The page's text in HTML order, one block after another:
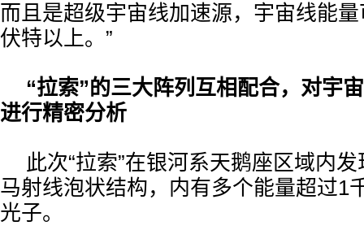
而且是超级宇宙线加速源，宇宙线能
伏特以上。”
“拉索”的三大阵列互相配合，对宇
进行精密分析
此次“拉索”在银河系天鹅座区域内
马射线泡状结构，内有多个能量超过1
光子。